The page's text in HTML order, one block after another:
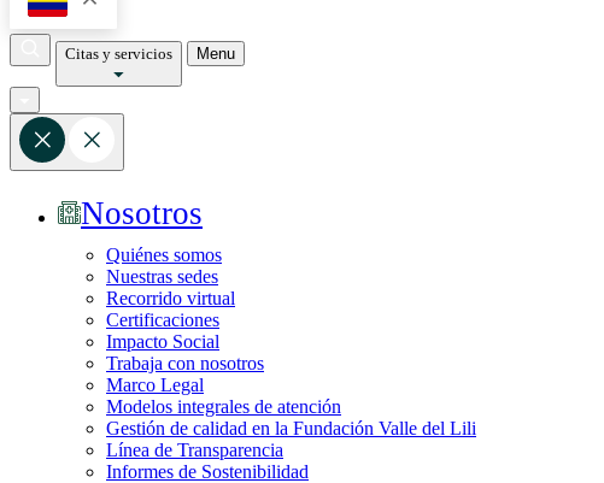
Citas y servicios Menu
Nosotros
Quiénes somos
Nuestras sedes
Recorrido virtual
Certificaciones
Impacto Social
Trabaja con nosotros
Marco Legal
Modelos integrales de atención
Gestión de calidad en la Fundación Valle del Lili
Línea de Transparencia
Informes de Sostenibilidad